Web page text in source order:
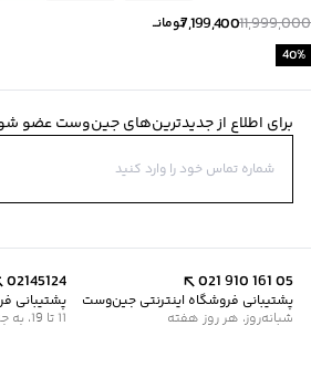
11,999,000
7,199,400تومانــ
40%
برای اطلاع از جدیدترین‌های جین‌وست عضو
021 910 161 05
پشتیبانی فروشگاه اینترنتی جین‌وست
شبانه‌روز، هر روز هفته
02145124
پشتیبانی
11 تا 19، به جز روزهای تعطیل